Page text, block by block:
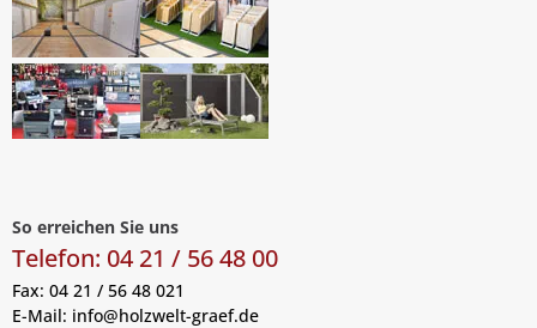
So erreichen Sie uns
Telefon: 04 21 / 56 48 00
Fax: 04 21 / 56 48 021
E-Mail: info@holzwelt-graef.de